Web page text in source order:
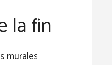
la fin
murales